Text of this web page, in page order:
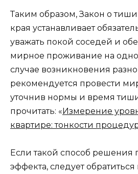
Таким образом, Закон о
края устанавливает
уважать покой соседей и
мирное проживание на
случае возникновения
рекомендуется провести
уточнив нормы и время
прочитать: «Измерение
квартире: тонкости
Если такой способ решения
эффекта, следует обратиться